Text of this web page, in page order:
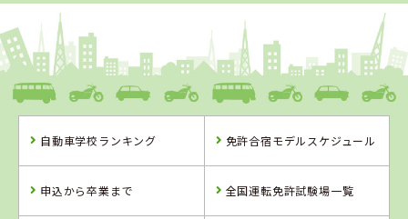
1
島根県
浜乃木ドライビングスクール
ングスクール
ーズスクール藤
学校
自動車学校ランキング 免許合宿モデルスケジュール
申込から卒業まで 全国運転免許試験場一覧